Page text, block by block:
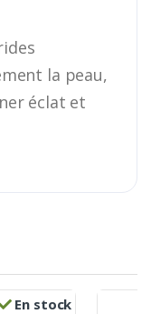
la peau,
éclat et
En stock